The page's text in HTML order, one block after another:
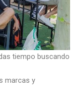
tiempo buscando
marcas y